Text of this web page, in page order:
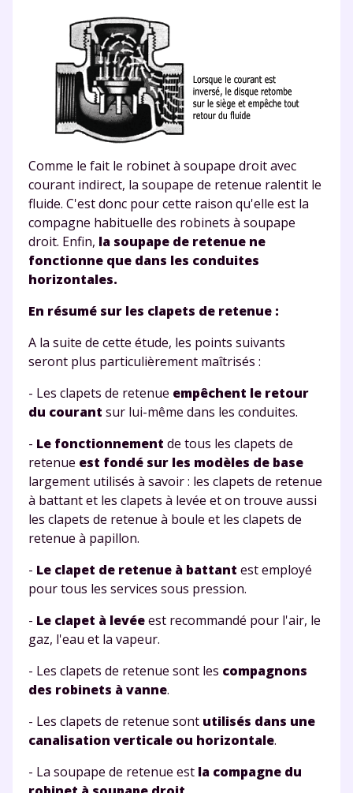
Comme le fait le robinet à soupape droit avec
courant indirect, la soupape de retenue ralentit le
fluide. C'est donc pour cette raison qu'elle est la
compagne habituelle des robinets à soupape
droit. Enfin, la soupape de retenue ne
fonctionne que dans les conduites
horizontales.
En résumé sur les clapets de retenue :
A la suite de cette étude, les points suivants
seront plus particulièrement maîtrisés :
- Les clapets de retenue empêchent le retour
du courant sur lui-même dans les conduites.
- Le fonctionnement de tous les clapets de
retenue est fondé sur les modèles de base
largement utilisés à savoir : les clapets de retenue
à battant et les clapets à levée et on trouve aussi
les clapets de retenue à boule et les clapets de
retenue à papillon.
- Le clapet de retenue à battant est employé
pour tous les services sous pression.
- Le clapet à levéeest recommandé pour l'air, le
gaz, l'eau et la vapeur.
- Les clapets de retenue sont les compagnons
des robinets à vanne.
- Les clapets de retenue sont utilisés dans une
canalisation verticale ou horizontale.
- La soupape de retenue est la compagne du
personnelles et pour exercer vos droits, vous pouvez
consulternotre charte.